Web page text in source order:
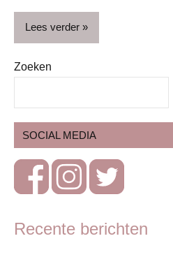
Lees verder
Baby
Gezin
Ontwikkeling
& verzorging
Zoeken
SOCIAL MEDIA
Recente berichten